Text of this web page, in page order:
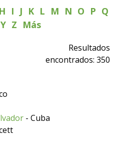
H I J K L M N O P Q
Y Z Más
Resultados
encontrados: 350
- Cuba